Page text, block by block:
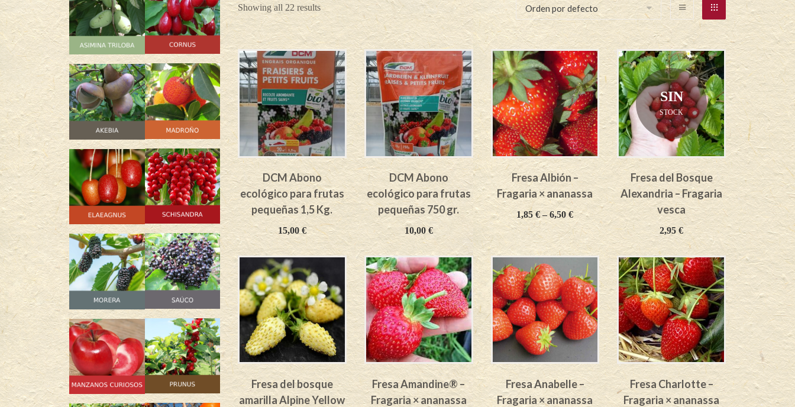
Showing all 22 results
DCM Abono
ecológico para frutas
pequeñas 1,5 Kg.
15,00€
DCM Abono
ecológico para frutas
pequeñas 750 gr.
10,00 €
Fresa Albión –
Fragaria × ananassa
1,85€ –6,50€
SIN
STOCK
Fresa del Bosque
Alexandria – Fragaria
vesca
2,95€
Fresa del bosque
amarilla Alpine Yellow
Fresa Amandine® –
Fragaria × ananassa
Fresa Anabelle –
Fragaria × ananassa
Fresa Charlotte –
Fragaria × ananassa